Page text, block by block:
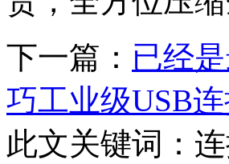
下一篇： 已经
巧工业级USB
此文关键词：